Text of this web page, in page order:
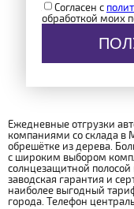
Согласен с
обработкой моих
Ежедневные отгрузки
компаниями со склада в
обрешётке из дерева.
с широким выбором
солнцезащитной
заводская гарантия и
наиболее выгодный
города. Телефон